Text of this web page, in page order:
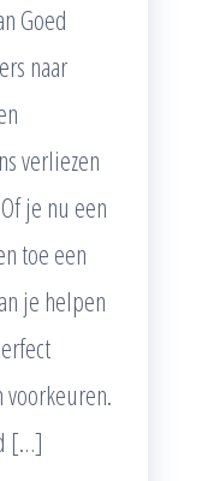
Goed
naar
verliezen
je nu een
toe een
je helpen
[…]